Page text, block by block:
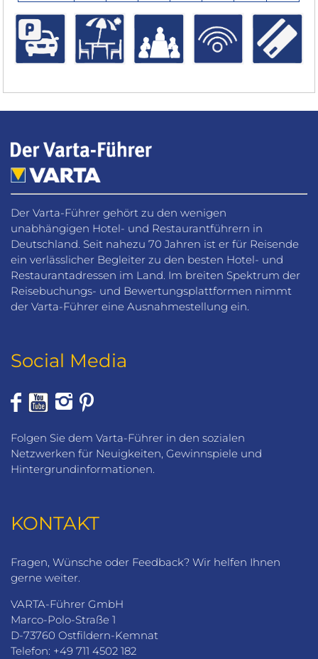
Der Varta-Führer gehört zu den wenigen
unabhängigen Hotel- und Restaurantführern in
Deutschland. Seit nahezu 70 Jahren ist er für Reisende
ein verlässlicher Begleiter zu den besten Hotel- und
Restaurantadressen im Land. Im breiten Spektrum der
Reisebuchungs- und Bewertungsplattformen nimmt
der Varta-Führer eine Ausnahmestellung ein.
Social Media
Folgen Sie dem Varta-Führer in den sozialen
Netzwerken für Neuigkeiten, Gewinnspiele und
Hintergrundinformationen.
KONTAKT
Fragen, Wünsche oder Feedback? Wir helfen Ihnen
gerne weiter.
VARTA-Führer GmbH
Marco-Polo-Straße 1
D-73760 Ostfildern-Kemnat
Telefon: +49 711 4502 182